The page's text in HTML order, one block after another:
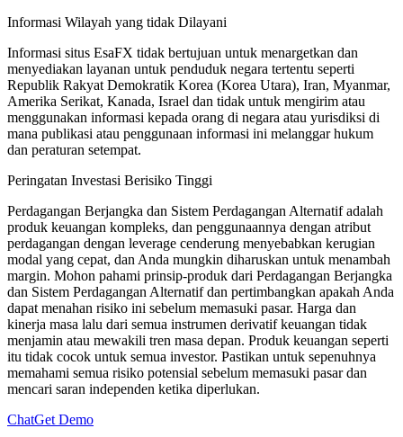
Informasi Wilayah yang tidak Dilayani
Informasi situs EsaFX tidak bertujuan untuk menargetkan dan
menyediakan layanan untuk penduduk negara tertentu seperti
Republik Rakyat Demokratik Korea (Korea Utara), Iran, Myanmar,
Amerika Serikat, Kanada, Israel dan tidak untuk mengirim atau
menggunakan informasi kepada orang di negara atau yurisdiksi di
mana publikasi atau penggunaan informasi ini melanggar hukum
dan peraturan setempat.
Peringatan Investasi Berisiko Tinggi
Perdagangan Berjangka dan Sistem Perdagangan Alternatif adalah
produk keuangan kompleks, dan penggunaannya dengan atribut
perdagangan dengan leverage cenderung menyebabkan kerugian
modal yang cepat, dan Anda mungkin diharuskan untuk menambah
margin. Mohon pahami prinsip-produk dari Perdagangan Berjangka
dan Sistem Perdagangan Alternatif dan pertimbangkan apakah Anda
dapat menahan risiko ini sebelum memasuki pasar. Harga dan
kinerja masa lalu dari semua instrumen derivatif keuangan tidak
menjamin atau mewakili tren masa depan. Produk keuangan seperti
itu tidak cocok untuk semua investor. Pastikan untuk sepenuhnya
memahami semua risiko potensial sebelum memasuki pasar dan
mencari saran independen ketika diperlukan.
ChatGet Demo